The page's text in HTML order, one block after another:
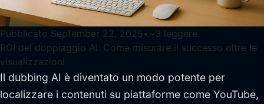
Pubblicato September 22, 2025 • ~3 leggere
ROI del doppiaggio AI: Come misurare il successo oltre le
visualizzazioni
Il dubbing AI è diventato un modo potente per
localizzare i contenuti su piattaforme come YouTube,